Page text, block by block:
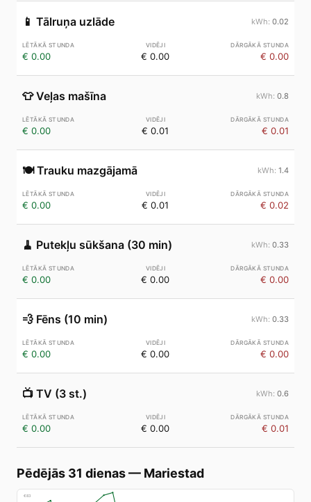
📱 Tālruņa uzlāde 0.02
€ 0.00 € 0.00 € 0.00
👕 Veļas mašīna 0.8
€ 0.00 € 0.01 € 0.01
🍽️ Trauku mazgājamā 1.4
€ 0.00 € 0.01 € 0.02
🧹 Putekļu sūkšana (30 min) 0.33
€ 0.00 € 0.00 € 0.00
💨 Fēns (10 min) 0.33
€ 0.00 € 0.00 € 0.00
📺 TV (3 st.) 0.6
€ 0.00 € 0.00 € 0.01
Pēdējās 31 dienas— Mariestad
€83